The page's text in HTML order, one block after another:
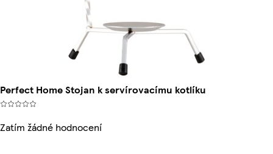
Perfect Home Stojan k servírovacímu kotlíku
Zatím žádné hodnocení